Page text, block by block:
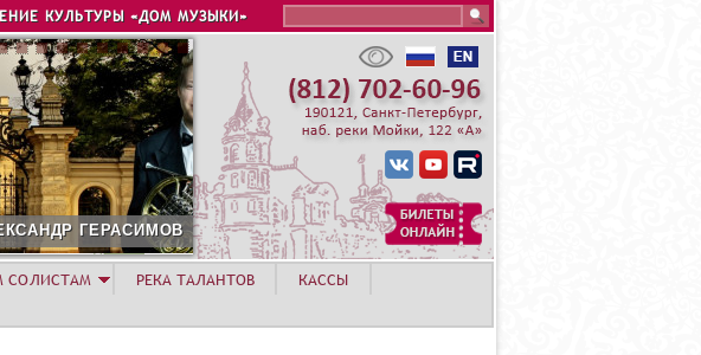
КУЛЬТУРЫ «ДОМ МУЗЫКИ»
СОЛИСТАМ РЕКА ТАЛАНТОВ
КАССЫ